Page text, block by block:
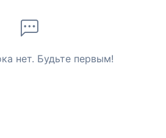
нет. Будьте первым!